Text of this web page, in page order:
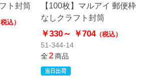
ト封筒
税込）
【100枚】マルアイ 郵便枠
なしクラフト封筒
￥330～ ￥704（税込）
51-344-14
全2商品